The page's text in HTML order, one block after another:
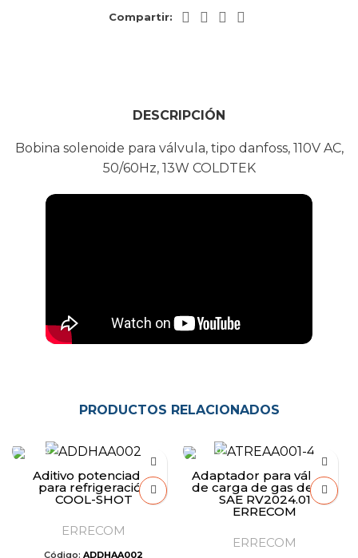
Compartir:
DESCRIPCIÓN
Bobina solenoide para válvula, tipo danfoss, 110V AC,
50/60Hz, 13W COLDTEK
PRODUCTOS RELACIONADOS
Aditivo potenciador
para refrigeración
COOL-SHOT
ERRECOM
Código: ADDHAA002
Adaptador para válvula
de carga de gas de 1/4″
SAE RV2024.01
ERRECOM
ERRECOM